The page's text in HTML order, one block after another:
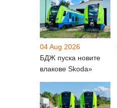
04 Aug 2026
БДЖ пуска новите
влакове Skoda»